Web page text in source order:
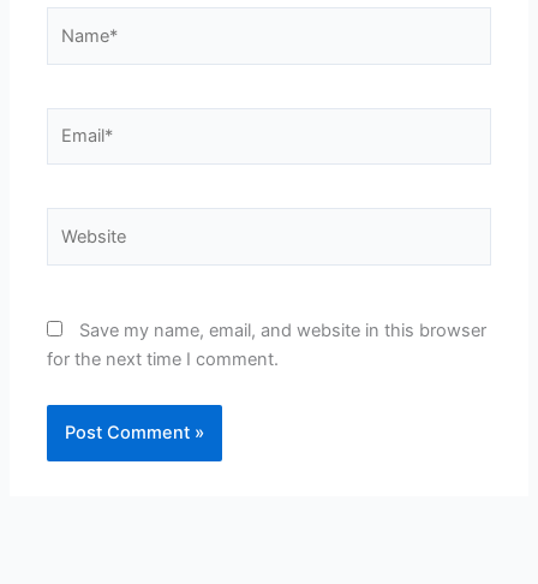
Save my name, email, and website in this browser
for the next time I comment.